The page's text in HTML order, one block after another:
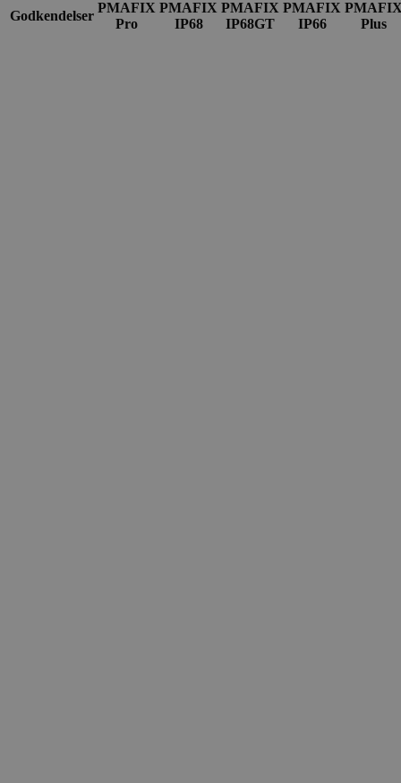
Godkendelser
PMAFIX
Pro
PMAFIX
IP68
PMAFIX
IP68GT
PMAFIX
IP66
Plus